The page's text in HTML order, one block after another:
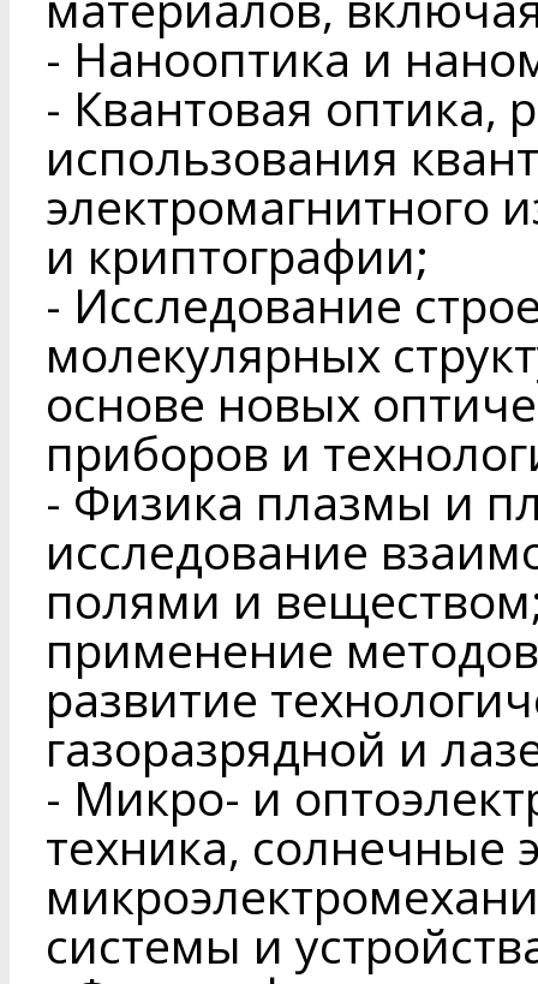
- Нанооптика и
- Квантовая оптика,
использования
электромагнитного
и криптографии;
- Исследование
молекулярных
основе новых
приборов и
- Физика плазмы и
исследование
полями и
применение
развитие
газоразрядной и
- Микро- и
техника, солнечные
системы и